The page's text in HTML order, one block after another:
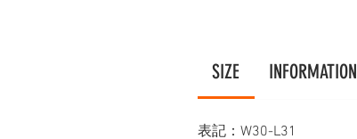
SIZE INFORMATION
表記：W30-L31